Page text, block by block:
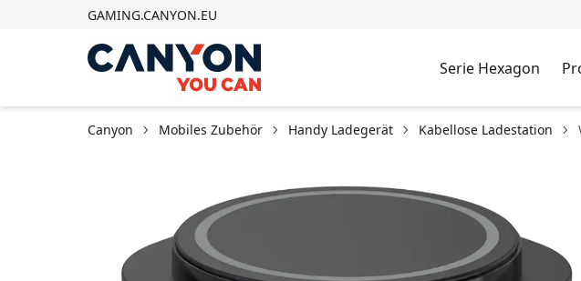
GAMING.CANYON.EU
Serie Hexagon
Canyon Mobiles Zubehör Handy Ladegerät Kabellose Ladestation